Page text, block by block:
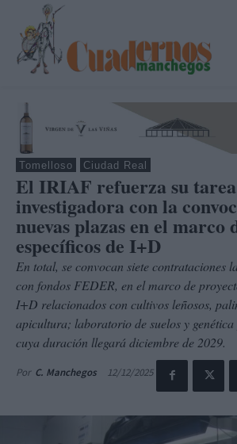
Tomelloso Ciudad Real
El IRIAF refuerza su tarea
investigadora con la
nuevas plazas en el marco
específicos de I+D
En total, se convocan siete contrataciones
con fondos FEDER, en el marco de
I+D relacionados con cultivos leñosos,
apicultura; laboratorio de suelos y
cuya duración llegará diciembre de 2029.
Por C. Manchegos 12/12/2025